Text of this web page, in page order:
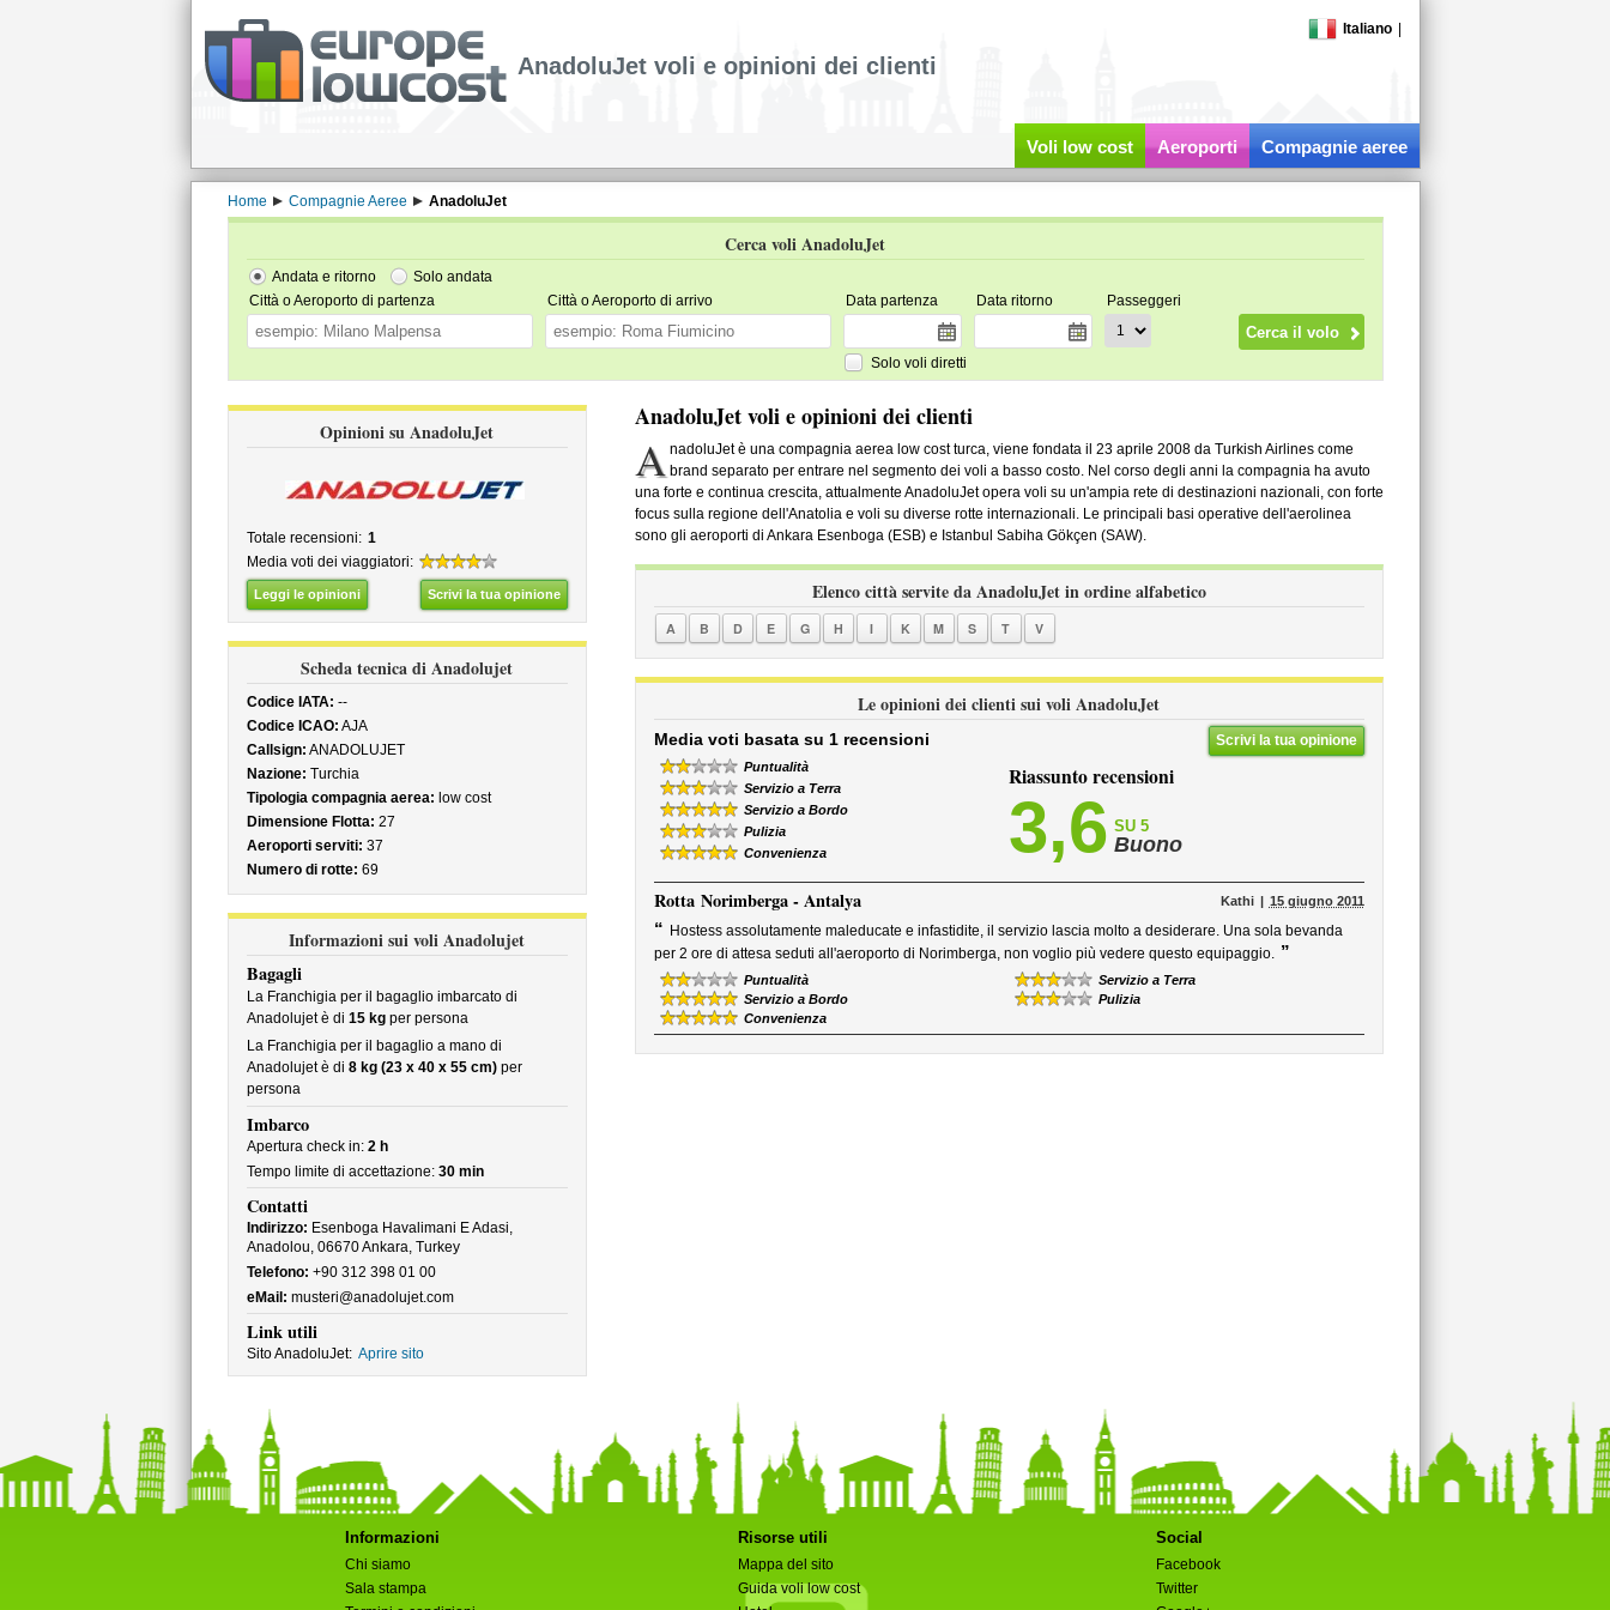
Italiano
AnadoluJet voli e opinioni dei clienti
Voli low cost Aeroporti Compagnie aeree
Home Compagnie Aeree AnadoluJet
Cerca voli AnadoluJet
Andata e ritorno
Solo andata
Città o Aeroporto di partenza
Città o Aeroporto di arrivo Data partenza Data ritorno Passeggeri
Solo voli diretti
Opinioni su AnadoluJet
Totale recensioni: 1
Media voti dei viaggiatori:
Leggi le opinioni Scrivi la tua opinione
Scheda tecnica di Anadolujet
Codice IATA: --
Codice ICAO: AJA
Callsign: ANADOLUJET
Nazione: Turchia
Tipologia compagnia aerea: low cost
Dimensione Flotta: 27
Aeroporti serviti: 37
Numero di rotte: 69
Informazioni sui voli Anadolujet
Bagagli
La Franchigia per il bagaglio imbarcato di
Anadolujet è di 15 kgper persona
La Franchigia per il bagaglio a mano di
Anadolujet è di 8 kg (23 x 40 x 55 cm)per
persona
Imbarco
Apertura check in: 2 h
Tempo limite di accettazione: 30 min
Contatti
Indirizzo: Esenboga Havalimani E Adasi,
Anadolou, 06670 Ankara, Turkey
Telefono: +90 312 398 01 00
eMail: musteri@anadolujet.com
Link utili
Sito AnadoluJet: Aprire sito
AnadoluJet voli e opinioni dei clienti
A nadoluJet è una compagnia aerea low cost turca, viene fondata il 23 aprile 2008 da Turkish Airlines come
brand separato per entrare nel segmento dei voli a basso costo. Nel corso degli anni la compagnia ha avuto
una forte e continua crescita, attualmente AnadoluJet opera voli su un'ampia rete di destinazioni nazionali, con forte
focus sulla regione dell'Anatolia e voli su diverse rotte internazionali. Le principali basi operative dell'aerolinea
sono gli aeroporti di Ankara Esenboga (ESB) e Istanbul Sabiha Gökçen (SAW).
Elenco città servite da AnadoluJet in ordine alfabetico
A B D E G H I K M S T V
Le opinioni dei clienti sui voli AnadoluJet
Scrivi la tua opinione
Media voti basata su 1 recensioni
Puntualità
Servizio a Terra
Servizio a Bordo
Pulizia
Convenienza
Riassunto recensioni
3,6 SU 5
Buono
Rotta Norimberga - Antalya Kathi 15 giugno 2011
“ Hostess assolutamente maleducate e infastidite, il servizio lascia molto a desiderare. Una sola bevanda
per 2 ore di attesa seduti all'aeroporto di Norimberga, non voglio più vedere questo equipaggio. ”
Puntualità
Servizio a Terra
Servizio a Bordo
Pulizia
Convenienza
Informazioni
Chi siamo
Sala stampa
Risorse utili
Mappa del sito
Guida voli low cost
Social
Facebook
Twitter